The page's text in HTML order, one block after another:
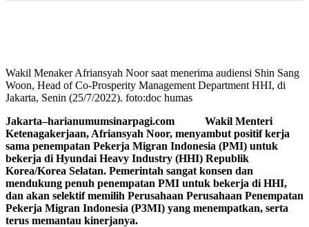
Wakil Menaker Afriansyah Noor saat menerima audiensi Shin Sang
Woon, Head of Co-Prosperity Management Department HHI, di
Jakarta, Senin (25/7/2022). foto:doc humas
Jakarta–harianumumsinarpagi.com Wakil Menteri
Ketenagakerjaan, Afriansyah Noor, menyambut positif kerja
sama penempatan Pekerja Migran Indonesia (PMI) untuk
bekerja di Hyundai Heavy Industry (HHI) Republik
Korea/Korea Selatan. Pemerintah sangat konsen dan
mendukung penuh penempatan PMI untuk bekerja di HHI,
dan akan selektif memilih Perusahaan Perusahaan Penempatan
Pekerja Migran Indonesia (P3MI) yang menempatkan, serta
terus memantau kinerjanya.